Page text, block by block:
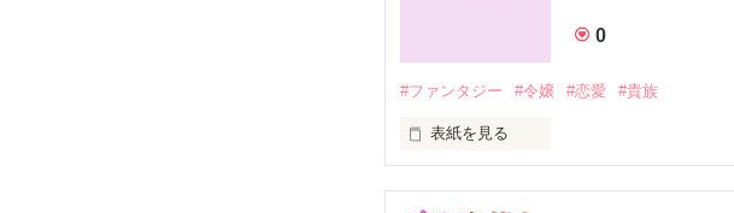
0
#ファンタジー #令嬢 #恋愛 #貴族
表紙を見る